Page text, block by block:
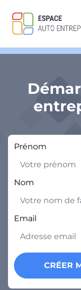
Prénom
Nom
Email
CRÉER